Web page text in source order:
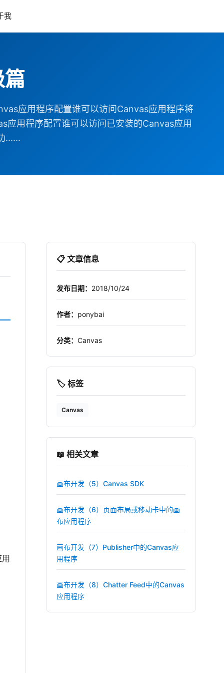
我
应用程序配置谁可以访问Canvas应用程序将
用程序配置谁可以访问已安装的Canvas应用
......
📋 文章信息
发布日期： 2018/10/24
作者： ponybai
分类： Canvas
🏷️ 标签
Canvas
📖 相关文章
画布开发（5）Canvas SDK
画布开发（6）页面布局或移动卡中的画
布应用程序
画布开发（7）Publisher中的Canvas应
用程序
画布开发（8）Chatter Feed中的Canvas
应用程序